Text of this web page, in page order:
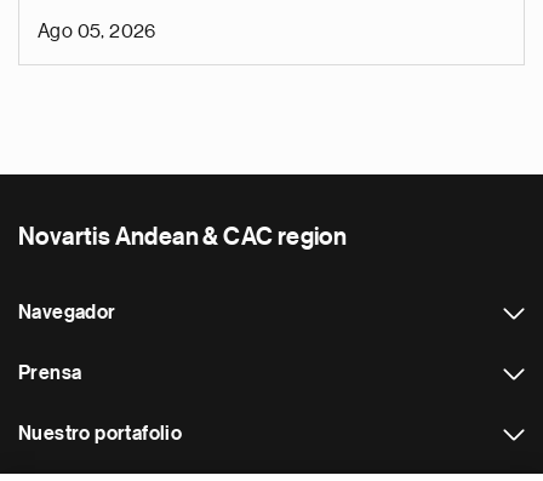
Ago 05, 2026
Novartis Andean & CAC region
Navegador
Prensa
Nuestro portafolio